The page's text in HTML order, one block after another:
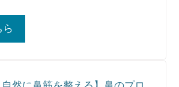
ら